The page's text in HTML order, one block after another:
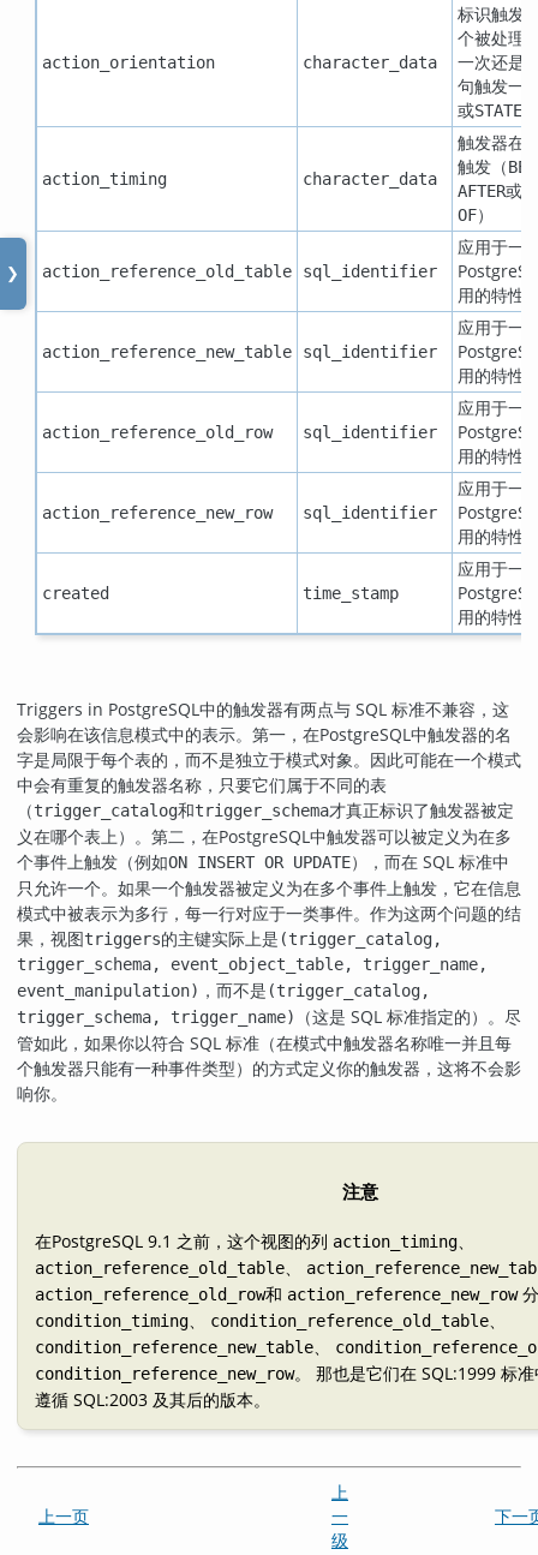
❯
action_orientation character_data
标识触发
个被处理
一次还是
句触发一
或
action_timing character_data
触发器在
触发（
AFTER或
OF）
action_reference_old_table sql_identifier
应用于一
用的特性
action_reference_new_table sql_identifier
应用于一
用的特性
action_reference_old_row sql_identifier
应用于一
用的特性
action_reference_new_row sql_identifier
应用于一
用的特性
created time_stamp
应用于一
用的特性
Triggers in PostgreSQL 中的触发器有两点与 SQL 标准不兼容，这
会影响在该信息模式中的表示。第一，在PostgreSQL 中触发器的名
字是局限于每个表的，而不是独立于模式对象。因此可能在一个模式
中会有重复的触发器名称，只要它们属于不同的表
（trigger_catalog和trigger_schema才真正标识了触发器被定
义在哪个表上）。第二，在PostgreSQL 中触发器可以被定义为在多
个事件上触发（例如ON INSERT OR UPDATE），而在 SQL 标准中
只允许一个。如果一个触发器被定义为在多个事件上触发，它在信息
模式中被表示为多行，每一行对应于一类事件。作为这两个问题的结
果，视图triggers的主键实际上是 (trigger_catalog,
trigger_schema, event_object_table, trigger_name,
event_manipulation) ，而不是 (trigger_catalog,
trigger_schema, trigger_name)
（这是 SQL 标准指定的）。尽
管如此，如果你以符合 SQL 标准（在模式中触发器名称唯一并且每
个触发器只能有一种事件类型）的方式定义你的触发器，这将不会影
响你。
注意
在PostgreSQL 9.1 之前，这个视图的列 action_timing、
action_reference_old_table、
action_reference_old_row和 action_reference_new_row
condition_timing、 condition_reference_old_table、
condition_reference_new_table、
condition_reference_new_row。 那也是它们在 SQL:1999 标
遵循 SQL:2003 及其后的版本。
上一页
上
一
级
下一